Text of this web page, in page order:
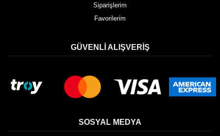
Siparişlerim
Favorilerim
GÜVENLI ALIŞVERIŞ
SOSYAL MEDYA